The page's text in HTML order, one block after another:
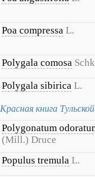
Poa compressa L.
Polygala comosa
Polygala sibirica L.
Красная книга
Polygonatum
(Mill.) Druce
Populus tremula L.